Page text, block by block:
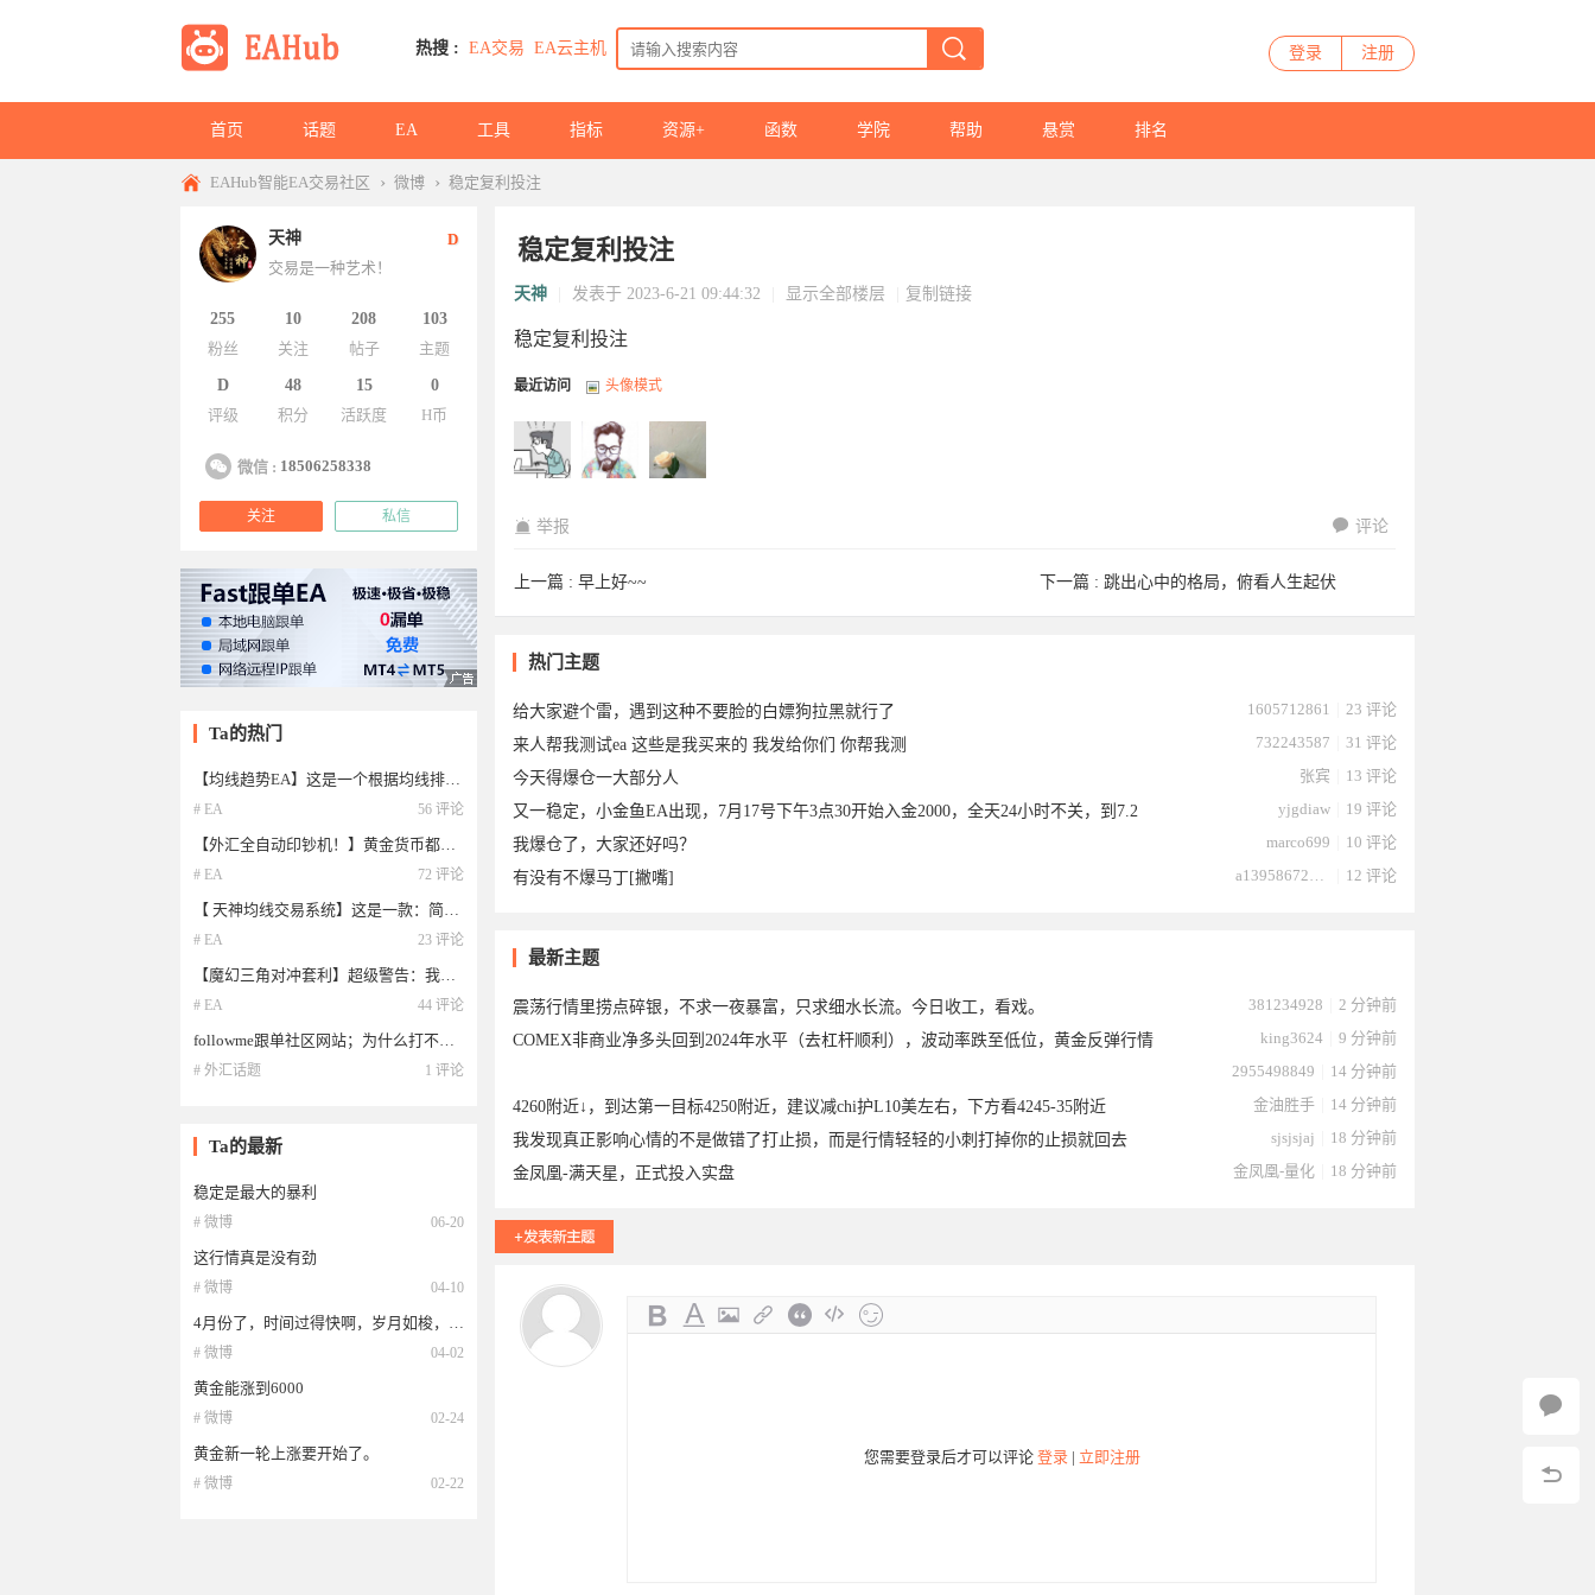
热搜 : EA交易 EA云主机 登录 注册
首页 话题 EA 工具 指标 资源+ 函数 学院 帮助 悬赏 排名
EAHub智能EA交易社区 › 微博 › 稳定复利投注
稳定复利投注
天神 发表于 2023-6-21 09:44:32 显示全部楼层 复制链接
稳定复利投注
最近访问 头像模式
0于2024-
01-31
2023-06-
21
举报 评论
上一篇 : 早上好~~ 下一篇 : 跳出心中的格局，俯看人生起伏
热门主题
给大家避个雷，遇到这种不要脸的白嫖狗拉黑就行了 23 评论
1605712861
来人帮我测试ea 这些是我买来的 我发给你们 你帮我测
31 评论
732243587
今天得爆仓一大部分人
13 评论
张宾
又一稳定，小金鱼EA出现，7月17号下午3点30开始入金2000，全天24小时不关，到7.2
19 评论
yjgdiaw
我爆仓了，大家还好吗？
10 评论
marco699
有没有不爆马丁[撇嘴]
12 评论
a13958672232
最新主题
震荡行情里捞点碎银，不求一夜暴富，只求细水长流。今日收工，看戏。 2 分钟前
381234928
COMEX非商业净多头回到2024年水平（去杠杆顺利），波动率跌至低位，黄金反弹行情
9 分钟前
king3624
14 分钟前
2955498849
4260附近↓，到达第一目标4250附近，建议减chi护L10美左右，下方看4245-35附近
14 分钟前
金油胜手
我发现真正影响心情的不是做错了打止损，而是行情轻轻的小刺打掉你的止损就回去
18 分钟前
sjsjsjaj
金凤凰-满天星，正式投入实盘
18 分钟前
金凤凰-量化
您需要登录后才可以评论 登录| 立即注册
天神
D
交易是一种艺术！
255
粉丝
10
关注
208
帖子
103
主题
D
评级
48
积分
15
活跃度
0
H币
微信 : 18506258338
关注 私信
Ta的热门
【均线趋势EA】这是一个根据均线排列做单的系统，月盈利50%左右！
# EA 56 评论
【外汇全自动印钞机！】黄金货币都能交易，风险对冲，顺势加仓，多空马丁网格，风险可控安全稳定。
# EA 72 评论
【 天神均线交易系统】这是一款：简单功能强大的EA
# EA 23 评论
【魔幻三角对冲套利】超级警告：我告诉你一个秘密……！”外汇交易，对冲套利，稳定盈利，交易系统，学习交流
# EA 44 评论
followme跟单社区网站；为什么打不开，有谁知道的吗？
# 外汇话题 1 评论
Ta的最新
稳定是最大的暴利
# 微博 06-20
这行情真是没有劲
# 微博 04-10
4月份了，时间过得快啊，岁月如梭，光阴似箭。
# 微博 04-02
黄金能涨到6000
# 微博 02-24
黄金新一轮上涨要开始了。
# 微博 02-22